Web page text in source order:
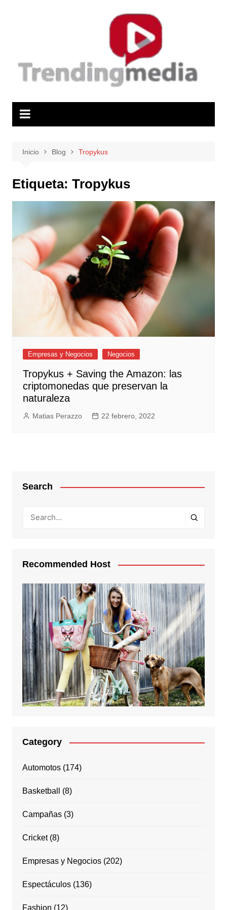
Inicio Blog Tropykus
Etiqueta: Tropykus
Empresas y Negocios Negocios
Tropykus + Saving the Amazon: las
criptomonedas que preservan la
naturaleza
Matias Perazzo 22 febrero, 2022
Search
Recommended Host
Category
Automotos(174)
Basketball (8)
Campañas(3)
Cricket(8)
Empresas y Negocios(202)
Espectáculos(136)
Fashion (12)